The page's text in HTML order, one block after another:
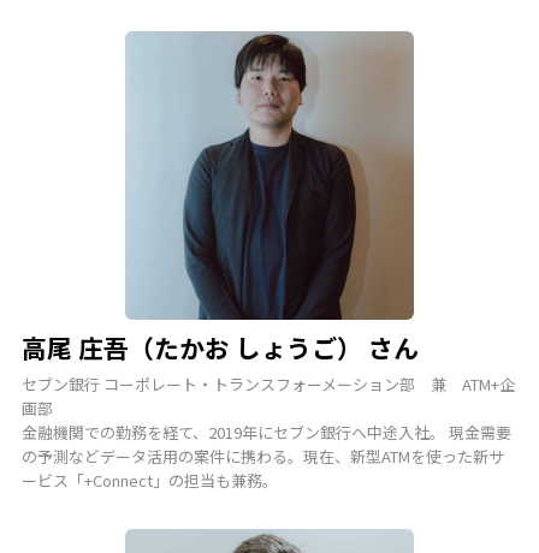
高尾 庄吾（たかお しょうご） さん
セブン銀行 コーポレート・トランスフォーメーション部 兼 ATM+企
画部
金融機関での勤務を経て、2019年にセブン銀行へ中途入社。 現金需要
の予測などデータ活用の案件に携わる。現在、新型ATMを使った新サ
ービス「+Connect」の担当も兼務。